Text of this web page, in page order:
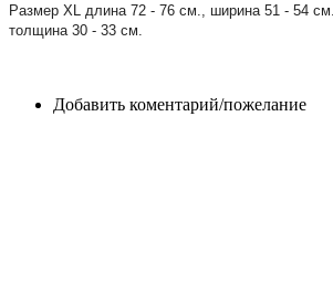
Размер XL длина 72 - 76 см., ширина 51 - 54 см.,
толщина 30 - 33 см.
Добавить коментарий/пожелание